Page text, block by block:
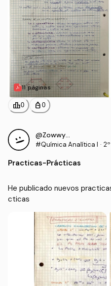
11 páginas
leaderboard0 personal_bag 0
@ZowwyMowwy
#Química Analítica I ·
Practicas-Prácticas
He publicado nuevos
cticas